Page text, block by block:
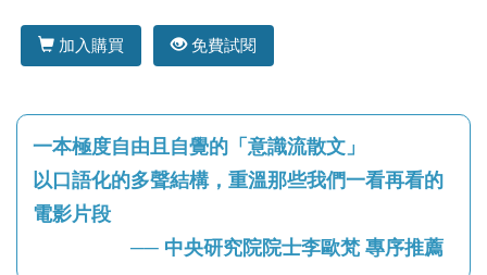
加入購買 免費試閱
一本極度自由且自覺的「意識流散文」
以口語化的多聲結構，重溫那些我們一看再看的
電影片段
── 中央研究院院士李歐梵 專序推薦